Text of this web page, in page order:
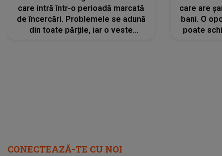
care intră într-o perioadă marcată
de încercări. Problemele se adună
din toate părțile, iar o veste
care are
bani. O
poate
CONECTEAZĂ-TE CU NOI